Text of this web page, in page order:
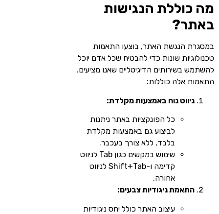
מה כוללת הנגישות
באתר?
במסגרת הנגשת האתר, בוצעו התאמות
טכנולוגיות שונות כדי להבטיח שכל אדם יוכל
להשתמש בשירותים הדיגיטליים שאנו מציעים.
התאמות אלה כוללות:
ניווט נוח באמצעות מקלדת:
כל הפונקציות באתר ניתנות
לביצוע גם באמצעות מקלדת
בלבד, ללא צורך בעכבר.
שימוש במקשים כגון Tab לניווט
קדימה ו-Shift+Tab לניווט
אחורה.
התאמת ניגודיות צבעים:
עיצוב האתר כולל יחס ניגודיות